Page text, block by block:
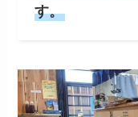
す。